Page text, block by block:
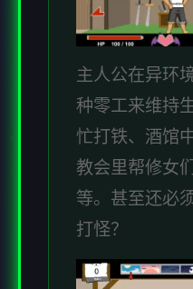
主人公在异环
种零工来维持
忙打铁、酒馆
教会里帮修女
等。甚至还必
打怪？